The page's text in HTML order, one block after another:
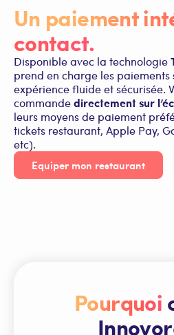
Un paiement
contact.
Disponible avec la technologie
prend en charge les paiements
expérience fluide et sécurisée.
commandedirectement sur
leurs moyens de paiement
tickets restaurant, Apple Pay,
etc).
Equiper mon restaurant
Pourquoi